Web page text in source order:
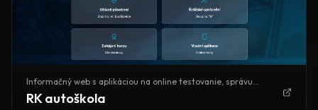
Informačný web s aplikáciou na online testovanie, správu
študentov a automatické prihlasovanie.
RK autoškola